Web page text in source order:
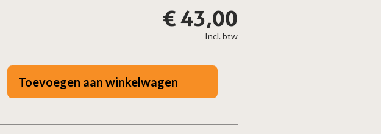
Incl. btw
€43,00
Toevoegen aan winkelwagen